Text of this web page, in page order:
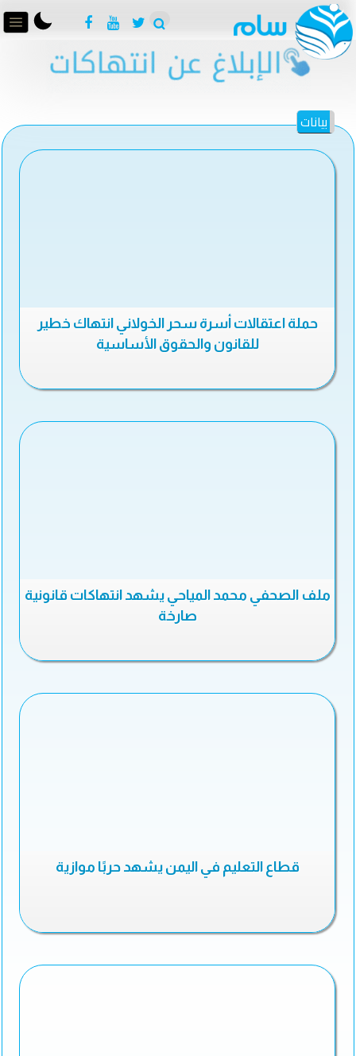
بيانات
حملة اعتقالات أسرة سحر الخولاني انتهاك خطير
للقانون والحقوق الأساسية
ملف الصحفي محمد المياحي يشهد انتهاكات قانونية
صارخة
قطاع التعليم في اليمن يشهد حربًا موازية